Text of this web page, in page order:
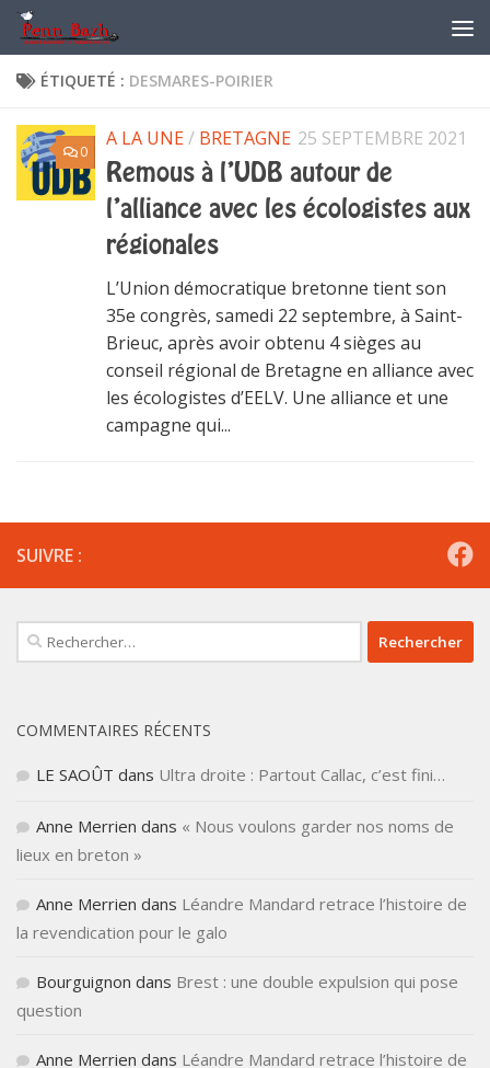
Skip to content
ÉTIQUETÉ : DESMARES-POIRIER
0
A LA UNE/ BRETAGNE 25 SEPTEMBRE 2021
Remous à l’UDB autour de
l’alliance avec les écologistes aux
régionales
L’Union démocratique bretonne tient son
35e congrès, samedi 22 septembre, à Saint-
Brieuc, après avoir obtenu 4 sièges au
conseil régional de Bretagne en alliance avec
les écologistes d’EELV. Une alliance et une
campagne qui...
SUIVRE :
Rechercher :
COMMENTAIRES RÉCENTS
LE SAOÛT dans Ultra droite : Partout Callac, c’est fini…
Anne Merrien dans « Nous voulons garder nos noms de
lieux en breton »
Anne Merrien dans Léandre Mandard retrace l’histoire de
la revendication pour le galo
Bourguignon dans Brest : une double expulsion qui pose
question
Anne Merrien dans Léandre Mandard retrace l’histoire de